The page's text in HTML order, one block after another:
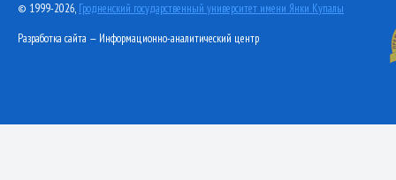
© 1999-2026, Гродненский государственный университет имени Янки Купалы
Разработка сайта — Информационно-аналитический центр